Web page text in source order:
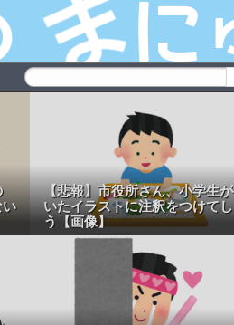
い
【悲報】市役所さん、小学生
いたイラストに注釈をつけて
う【画像】